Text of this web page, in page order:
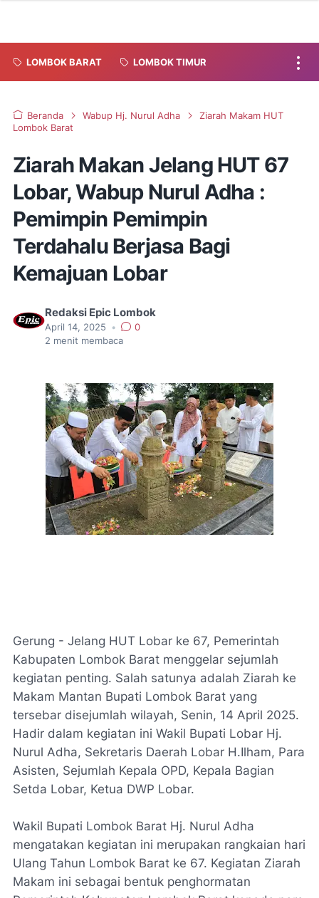
LOMBOK BARAT LOMBOK TIMUR
Beranda Wabup Hj. Nurul Adha
Ziarah Makam HUT
Lombok Barat
Ziarah Makan Jelang HUT 67
Lobar, Wabup Nurul Adha :
Pemimpin Pemimpin
Terdahalu Berjasa Bagi
Kemajuan Lobar
Redaksi Epic Lombok
April 14, 2025 •
0
2 menit membaca
Gerung - Jelang HUT Lobar ke 67, Pemerintah
Kabupaten Lombok Barat menggelar sejumlah
kegiatan penting. Salah satunya adalah Ziarah ke
Makam Mantan Bupati Lombok Barat yang
tersebar disejumlah wilayah, Senin, 14 April 2025.
Hadir dalam kegiatan ini Wakil Bupati Lobar Hj.
Nurul Adha, Sekretaris Daerah Lobar H.Ilham, Para
Asisten, Sejumlah Kepala OPD, Kepala Bagian
Setda Lobar, Ketua DWP Lobar.
Wakil Bupati Lombok Barat Hj. Nurul Adha
mengatakan kegiatan ini merupakan rangkaian hari
Ulang Tahun Lombok Barat ke 67. Kegiatan Ziarah
Makam ini sebagai bentuk penghormatan